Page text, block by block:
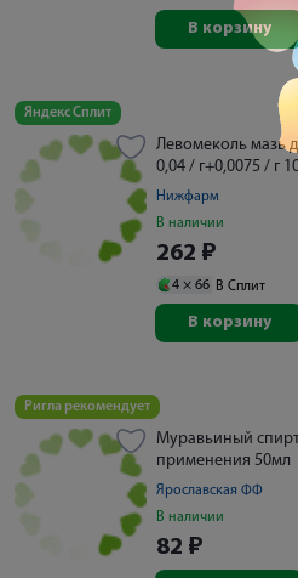
В корзину
Яндекс Сплит
Левомеколь мазь
0,04 / г+0,0075 / г
Нижфарм
В наличии
262 ₽
4 × 66 В Сплит
В корзину
Ригла рекомендует
Муравьиный
применения 50мл
Ярославская ФФ
В наличии
82 ₽